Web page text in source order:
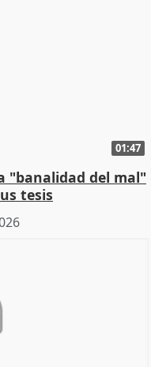
01:47
"banalidad del mal"
tesis